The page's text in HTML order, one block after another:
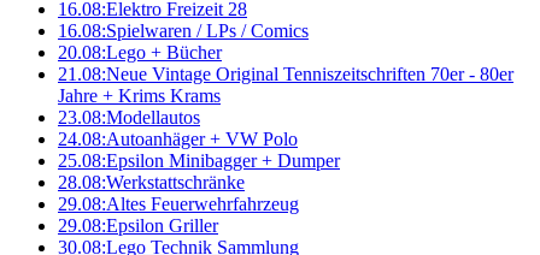
16.08:Elektro Freizeit 28
16.08:Spielwaren / LPs / Comics
20.08:Lego + Bücher
21.08:Neue Vintage Original Tenniszeitschriften 70er - 80er
Jahre + Krims Krams
23.08:Modellautos
24.08:Autoanhäger + VW Polo
25.08:Epsilon Minibagger + Dumper
28.08:Werkstattschränke
29.08:Altes Feuerwehrfahrzeug
29.08:Epsilon Griller
30.08:Lego Technik Sammlung